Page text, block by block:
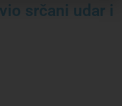
srčani udar i